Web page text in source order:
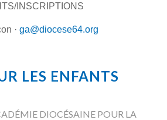
INSCRIPTIONS
· ga@diocese64.org
LES ENFANTS
DIOCÉSAINE POUR LA